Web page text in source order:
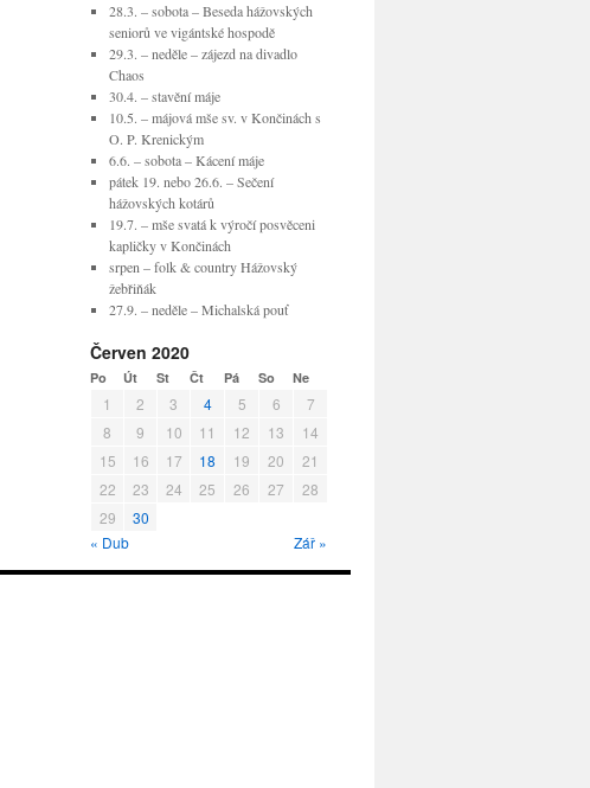
28.3. – sobota – Beseda hážovských
seniorů ve vigántské hospodě
29.3. – neděle – zájezd na divadlo
Chaos
30.4. – stavění máje
10.5. – májová mše sv. v Končinách s
O. P. Krenickým
6.6. – sobota – Kácení máje
pátek 19. nebo 26.6. – Sečení
hážovských kotárů
19.7. – mše svatá k výročí posvěceni
kapličky v Končinách
srpen – folk & country Hážovský
žebřiňák
27.9. – neděle – Michalská pouť
Červen 2020
Po Út St Čt Pá So Ne
1 2 3 4 5 6
7
8
9 10 11 12 13
14
15
16 17 18 19 20
21
22
23 24 25 26 27
28
29
30
« Dub
Zář »